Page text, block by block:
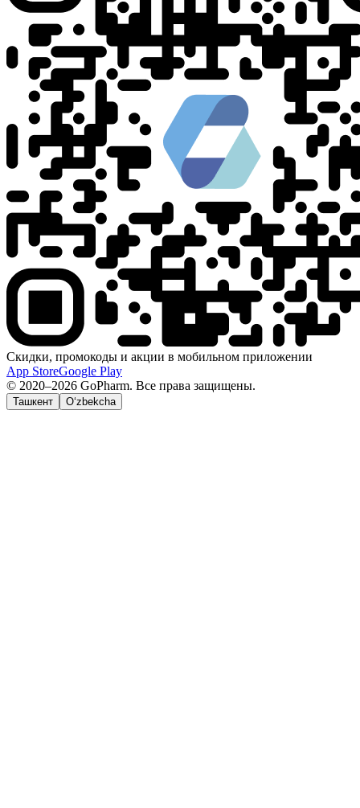
Скидки, промокоды и акции в мобильном приложении
App StoreGoogle Play
© 2020–2026 GoPharm. Все права защищены.
Ташкент O‘zbekcha